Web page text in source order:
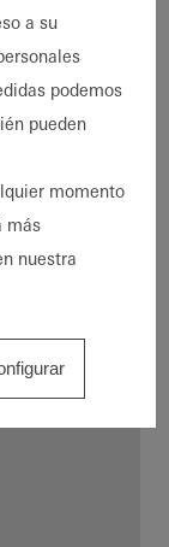
a su
podemos
pueden
momento
más
nuestra